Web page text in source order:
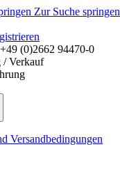
Zur Suche springen
(0)2662 94470-0
/ Verkauf
Versandbedingungen